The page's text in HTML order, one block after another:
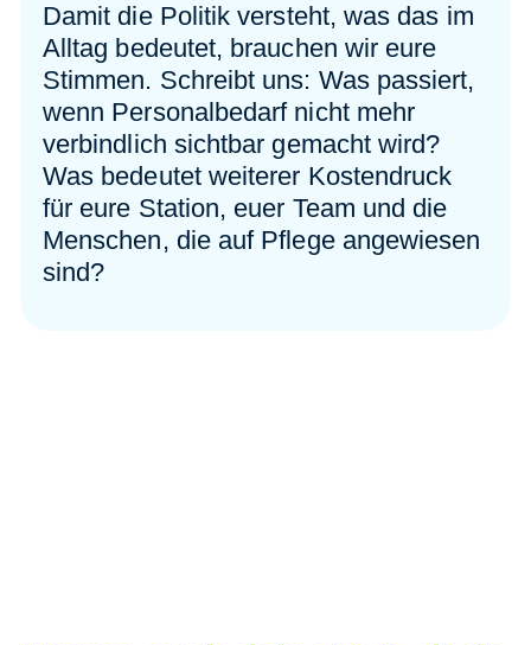
Damit die Politik versteht, was das im
Alltag bedeutet, brauchen wir eure
Stimmen. Schreibt uns: Was passiert,
wenn Personalbedarf nicht mehr
verbindlich sichtbar gemacht wird?
Was bedeutet weiterer Kostendruck
für eure Station, euer Team und die
Menschen, die auf Pflege angewiesen
sind?